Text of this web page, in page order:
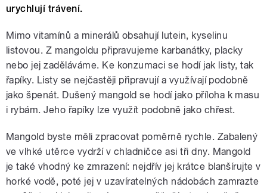
urychlují trávení.
Mimo vitamínů a minerálů obsahují lutein, kyselinu
listovou. Z mangoldu připravujeme karbanátky, placky
nebo jej zaděláváme. Ke konzumaci se hodí jak listy, tak
řapíky. Listy se nejčastěji připravují a využívají podobně
jako špenát. Dušený mangold se hodí jako příloha k masu
i rybám. Jeho řapíky lze využít podobně jako chřest.
Mangold byste měli zpracovat poměrně rychle. Zabalený
ve vlhké utěrce vydrží v chladničce asi tři dny. Mangold
je také vhodný ke zmrazení: nejdřív jej krátce blanšírujte v
horké vodě, poté jej v uzavíratelných nádobách zamrazte